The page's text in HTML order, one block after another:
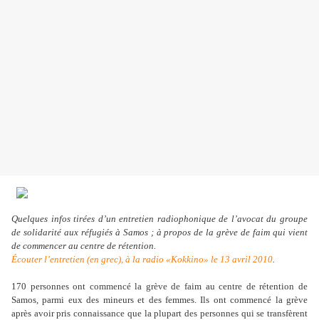
Quelques infos tirées d’un entretien radiophonique de l’avocat du groupe
de solidarité aux réfugiés à Samos ; à propos de la grève de faim qui vient
de commencer au centre de rétention.
Écouter l’entretien (en grec), à la radio «Kokkino» le 13 avril 2010.
170 personnes ont commencé la grève de faim au centre de rétention de
Samos, parmi eux des mineurs et des femmes. Ils ont commencé la grève
après avoir pris connaissance que la plupart des personnes qui se transfèrent